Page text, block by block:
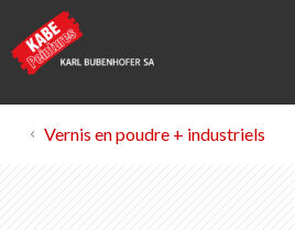
Vernis en poudre + industriels